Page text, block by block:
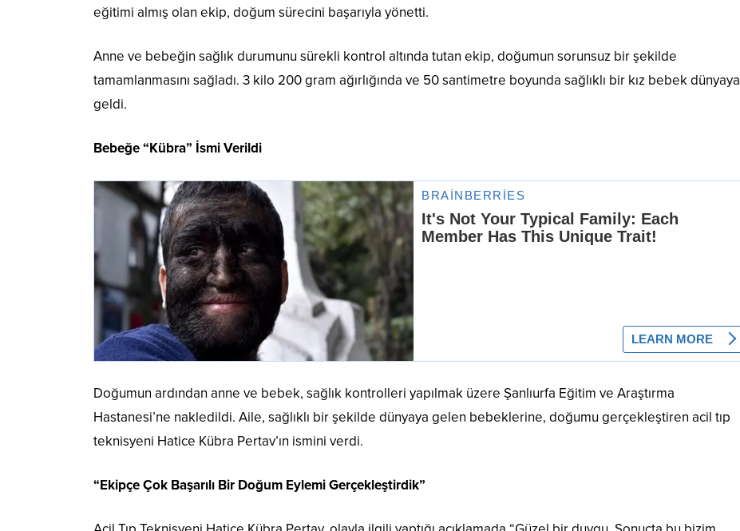
eğitimi almış olan ekip, doğum sürecini başarıyla yönetti.
Anne ve bebeğin sağlık durumunu sürekli kontrol altında tutan ekip, doğumun sorunsuz bir şekilde
tamamlanmasını sağladı. 3 kilo 200 gram ağırlığında ve 50 santimetre boyunda sağlıklı bir kız bebek dünyaya
geldi.
Bebeğe “Kübra” İsmi Verildi
Doğumun ardından anne ve bebek, sağlık kontrolleri yapılmak üzere Şanlıurfa Eğitim ve Araştırma
Hastanesi’ne nakledildi. Aile, sağlıklı bir şekilde dünyaya gelen bebeklerine, doğumu gerçekleştiren acil tıp
teknisyeni Hatice Kübra Pertav’ın ismini verdi.
“Ekipçe Çok Başarılı Bir Doğum Eylemi Gerçekleştirdik”